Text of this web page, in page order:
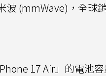
波 (mmWave)，全球
17 Air」的電池